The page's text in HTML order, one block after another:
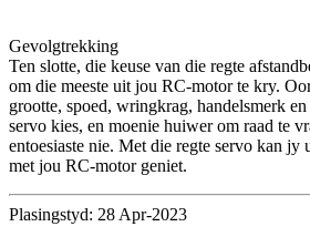
Gevolgtrekking
Ten slotte, die keuse van die regte
om die meeste uit jou RC-motor te kry.
grootte, spoed, wringkrag, handelsmerk
servo kies, en moenie huiwer om raad te
entoesiaste nie. Met die regte servo kan jy
met jou RC-motor geniet.
Plasingstyd: 28 Apr-2023